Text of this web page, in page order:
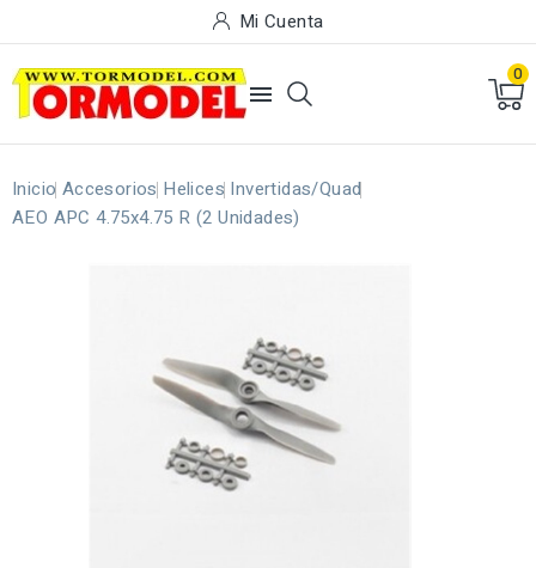
Mi Cuenta

0
Inicio Accesorios Helices Invertidas/Quad
AEO APC 4.75x4.75 R (2 Unidades)